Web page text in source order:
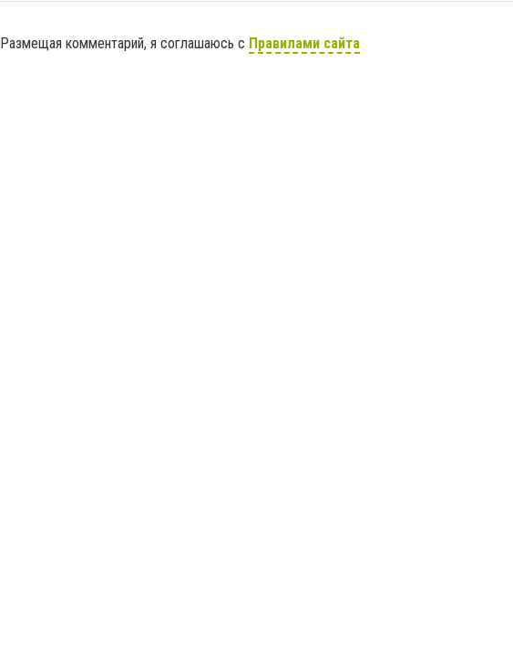
Размещая комментарий, я соглашаюсь с Правилами сайта